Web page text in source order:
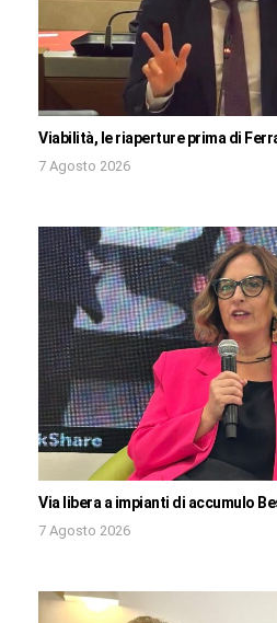
Viabilità, le riaperture prima di
7 Agosto 2026
Via libera a impianti di accumulo
7 Agosto 2026